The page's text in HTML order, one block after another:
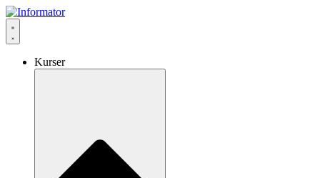
Hoppa
till
innehåll
Kurser